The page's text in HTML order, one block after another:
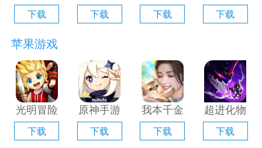
电脑版
「含模拟
器」
下载
电脑版
「含模拟
下载
版「含模
拟器」
下载
伴侣电脑
版「含模
下载
苹果游戏
光明冒险
电脑版
「含模拟
下载
原神手游
电脑版
「含模拟
下载
我本千金
手游电脑
版「含模
下载
超进化物
语2电脑
版「含模
下载